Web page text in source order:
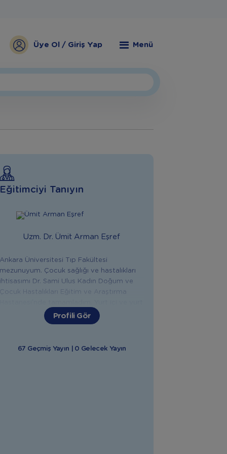
Üye Ol / Giriş Yap Menü
Eğitimciyi Tanıyın
Uzm. Dr. Ümit Arman Eşref
Ankara Üniversitesi Tıp Fakültesi
mezunuyum. Çocuk sağlığı ve hastalıkları
ihtisasımı Dr. Sami Ulus Kadın Doğum ve
Çocuk Hastalıkları Eğitim ve Araştırma
dışında farklı şehir ve hastanelerde uzman
çocuk doktoru olarak çalıştım. Şu anda
Hastanesi’nde görevimi sürdürüyorum.
Profili Gör
67 Geçmiş Yayın | 0 Gelecek Yayın